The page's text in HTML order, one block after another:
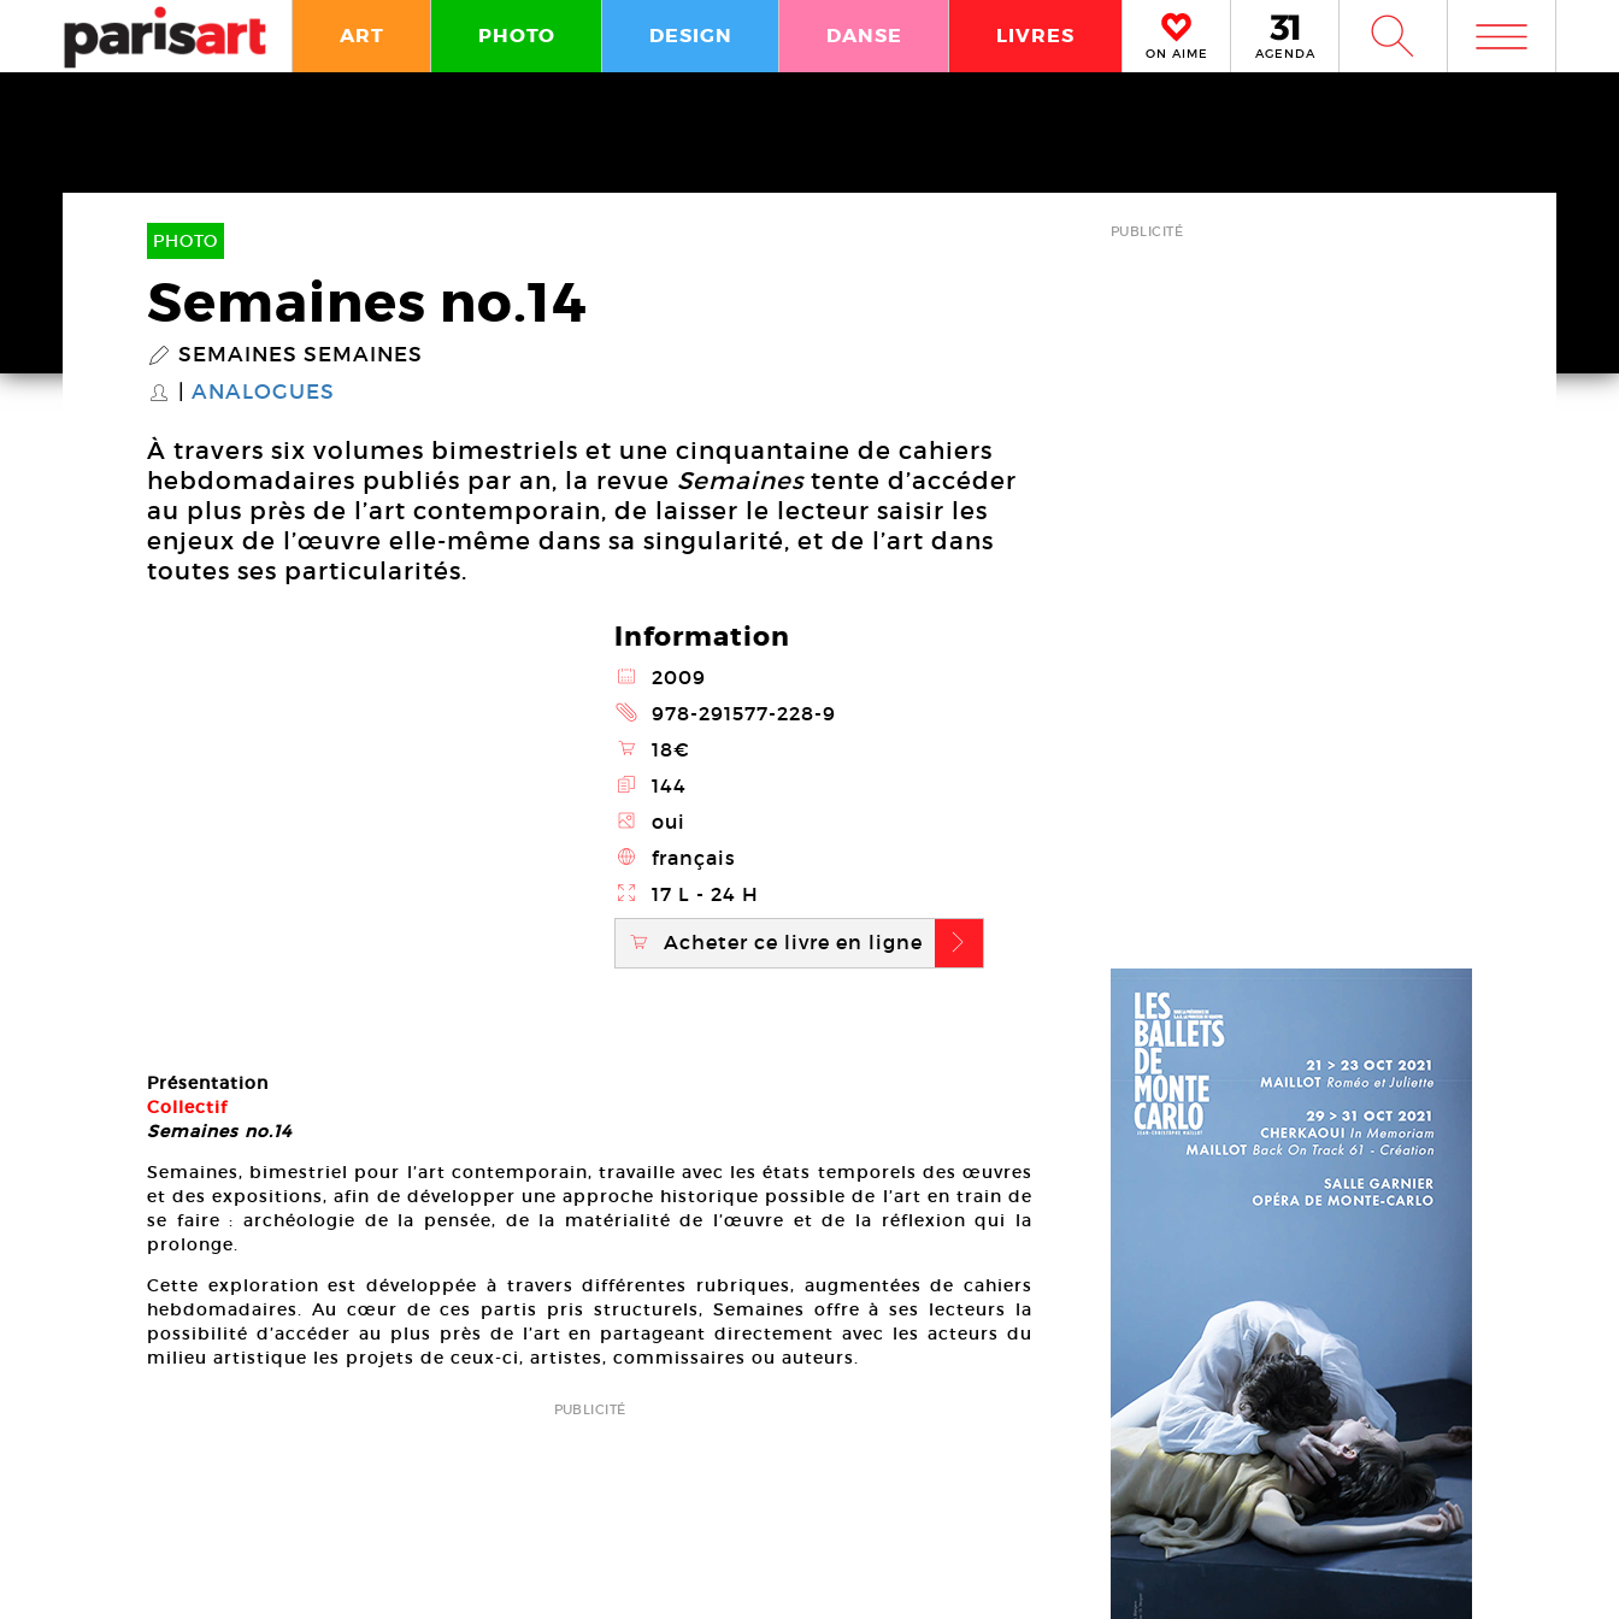
ART PHOTO DESIGN DANSE LIVRES
ON AIME AGENDA W m
PHOTO
Semaines no.14
P SEMAINES SEMAINES
S ANALOGUES
À travers six volumes bimestriels et une cinquantaine de cahiers
hebdomadaires publiés par an, la revue Semainestente d’accéder
au plus près de l’art contemporain, de laisser le lecteur saisir les
enjeux de l’œuvre elle-même dans sa singularité, et de l’art dans
toutes ses particularités.
Information
@ 2009
2 978-291577-228-9
\ 18€
E 144
Z oui
4 français
} 17 L - 24 H
\ Acheter ce livre en ligne b
Présentation
Collectif
Semaines no.14
Semaines, bimestriel pour l’art contemporain, travaille avec les états temporels des œuvres
et des expositions, afin de développer une approche historique possible de l’art en train de
se faire : archéologie de la pensée, de la matérialité de l’œuvre et de la réflexion qui la
prolonge.
Cette exploration est développée à travers différentes rubriques, augmentées de cahiers
hebdomadaires. Au cœur de ces partis pris structurels, Semaines offre à ses lecteurs la
possibilité d’accéder au plus près de l’art en partageant directement avec les acteurs du
milieu artistique les projets de ceux-ci, artistes, commissaires ou auteurs.
PUBLICITÉ
PUBLICITÉ